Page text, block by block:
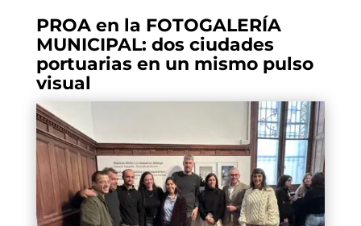
PROA en la FOTOGALERÍA
MUNICIPAL: dos ciudades
portuarias en un mismo pulso
visual